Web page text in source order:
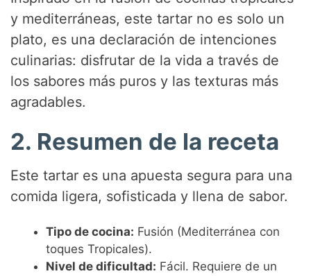
y mediterráneas, este tartar no es solo un
plato, es una declaración de intenciones
culinarias: disfrutar de la vida a través de
los sabores más puros y las texturas más
agradables.
2. Resumen de la receta
Este tartar es una apuesta segura para una
comida ligera, sofisticada y llena de sabor.
Tipo de cocina: Fusión (Mediterránea con
toques Tropicales).
Nivel de dificultad: Fácil. Requiere de un